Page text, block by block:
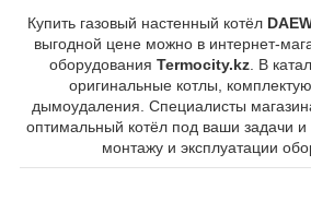
Купить газовый настенный котёл
выгодной цене можно в интернет-
оборудования Termocity.kz. В
оригинальные котлы,
дымоудаления. Специалисты
оптимальный котёл под ваши задачи и
монтажу и эксплуатации